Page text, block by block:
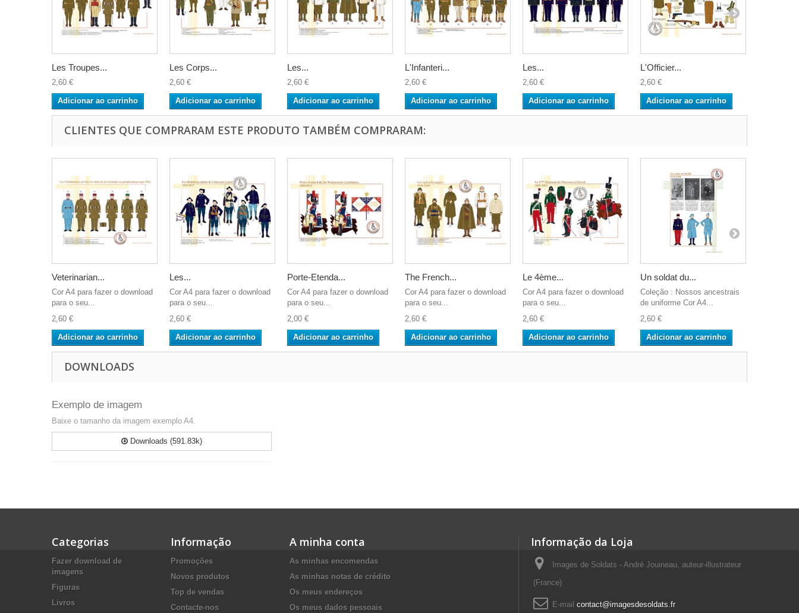
Les Troupes...
2,60 €
Adicionar ao carrinho
Les Corps...
2,60 €
Adicionar ao carrinho
Les...
2,60 €
Adicionar ao carrinho
L'Infanteri...
2,60 €
Adicionar ao carrinho
Les...
2,60 €
Adicionar ao carrinho
L'Officier...
2,60 €
Adicionar ao carrinho
CLIENTES QUE COMPRARAM ESTE PRODUTO TAMBÉM COMPRARAM:
Veterinarian...
Cor A4 para fazer o download
para o seu...
2,60 €
Adicionar ao carrinho
Les...
Cor A4 para fazer o download
para o seu...
2,60 €
Adicionar ao carrinho
Porte-Etenda...
Cor A4 para fazer o download
para o seu...
2,00 €
Adicionar ao carrinho
The French...
Cor A4 para fazer o download
para o seu...
2,60 €
Adicionar ao carrinho
Le 4ème...
Cor A4 para fazer o download
para o seu...
2,60 €
Adicionar ao carrinho
Un soldat du...
Coleção : Nossos ancestrais
de uniforme Cor A4...
2,60 €
Adicionar ao carrinho
DOWNLOADS
Exemplo de imagem
Baixe o tamanho da imagem exemplo A4.
Downloads (591.83k)
Categorias
Fazer download de
imagens
Figuras
Livros
Informação
Promoções
Novos produtos
Top de vendas
Contacte-nos
A minha conta
As minhas encomendas
As minhas notas de crédito
Os meus endereços
Os meus dados pessoais
Informação da Loja
Images de Soldats - André Jouineau, auteur-illustrateur
(France)
E-mail contact@imagesdesoldats.fr